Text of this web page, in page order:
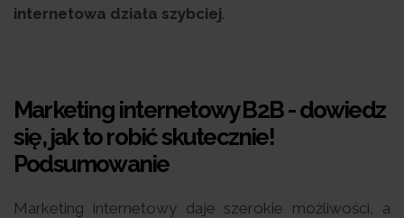
internetowa działa szybciej.
Marketing internetowy B2B - dowiedz
się, jak to robić skutecznie!
Podsumowanie
Marketing internetowy daje szerokie możliwości, a